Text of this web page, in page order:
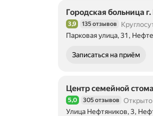
Городская больница
Рейтинг 3,9 из 5
3,9 135 отзывов
Парковая улица, 31,
Записаться на приём
Номер телефона: +73478374484
Центр семейной
Рейтинг 5,0 из 5
5,0 305 отзывов
Улица Нефтяников, 3,